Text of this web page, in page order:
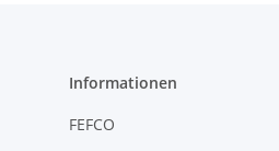
Informationen
FEFCO